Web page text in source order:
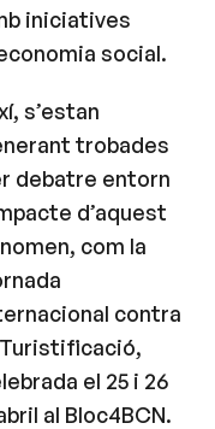
iniciatives
social.
s’estan
trobades
debatre entorn
d’aquest
com la
contra
el 25 i 26
al Bloc4BCN.